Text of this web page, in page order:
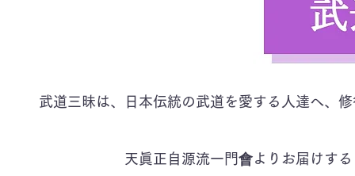
武道三昧は、日本伝統の武道を愛する人達へ、
天眞正自源流一門會よりお届けす